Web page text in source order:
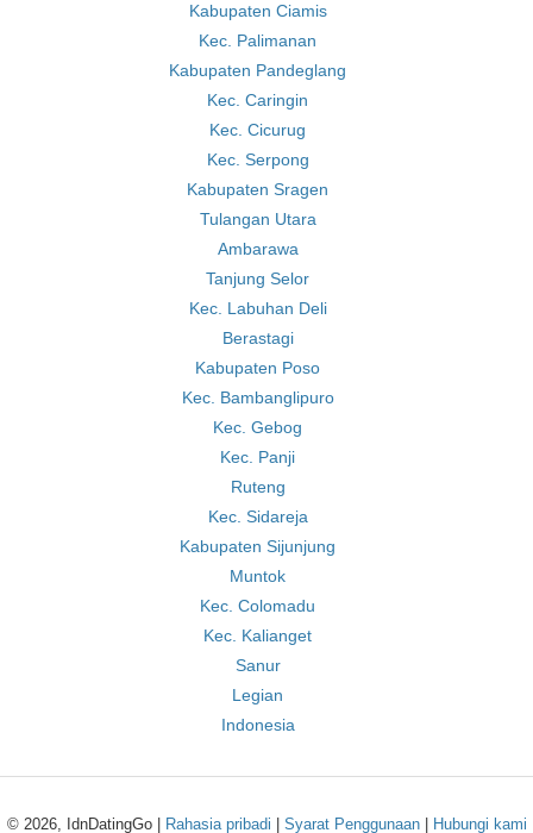
Kabupaten Ciamis
Kec. Palimanan
Kabupaten Pandeglang
Kec. Caringin
Kec. Cicurug
Kec. Serpong
Kabupaten Sragen
Tulangan Utara
Ambarawa
Tanjung Selor
Kec. Labuhan Deli
Berastagi
Kabupaten Poso
Kec. Bambanglipuro
Kec. Gebog
Kec. Panji
Ruteng
Kec. Sidareja
Kabupaten Sijunjung
Muntok
Kec. Colomadu
Kec. Kalianget
Sanur
Legian
Indonesia
© 2026, IdnDatingGo | Rahasia pribadi Syarat Penggunaan| Hubungi kami